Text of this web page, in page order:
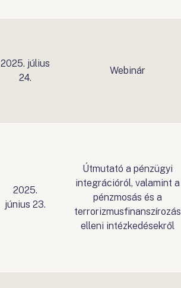
2025. július
24.
Webinár
2025.
június 23.
Útmutató a pénzügyi
integrációról, valamint a
pénzmosás és a
terrorizmusfinanszírozás
elleni intézkedésekről